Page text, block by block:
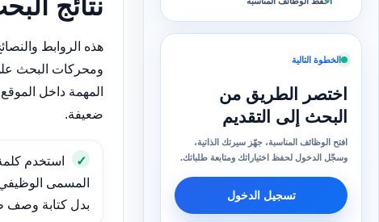
الخطوة التالية
اختصر الطريق من
البحث إلى التقديم
افتح الوظائف المناسبة، جهّز سيرتك الذاتية،
وسجّل الدخول لحفظ اختياراتك ومتابعة طلباتك.
تسجيل الدخول
نتائج
هذه الروابط
ومحركات البحث
المهمة داخل
ضعيفة.
استخدم
المسمى الوظيفي
بدل كتابة وصف